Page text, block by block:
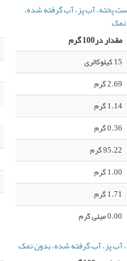
پخته، آب پز، آب گرفته شده،
مقدار در100 گرم
15 کیلوکالری
2.69 گرم
1.14 گرم
0.36 گرم
95.22 گرم
1.00 گرم
1.71 گرم
0.00 میلی گرم
آب پز، آب گرفته شده، بدون نمک